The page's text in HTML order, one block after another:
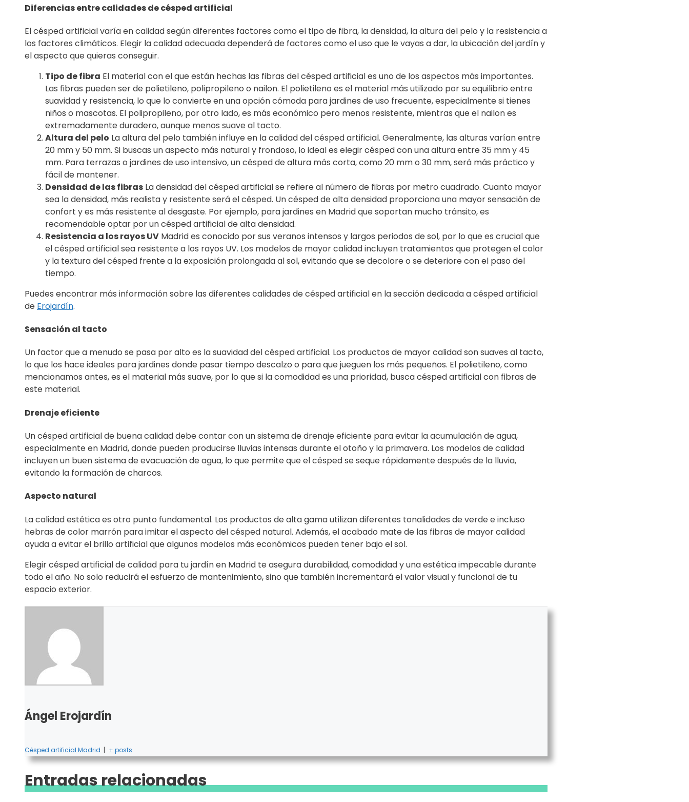
Diferencias entre calidades de césped artificial
El césped artificial varía en calidad según diferentes factores como el tipo de fibra, la densidad, la altura del pelo y la resistencia a
los factores climáticos. Elegir la calidad adecuada dependerá de factores como el uso que le vayas a dar, la ubicación del jardín y
el aspecto que quieras conseguir.
Tipo de fibra El material con el que están hechas las fibras del césped artificial es uno de los aspectos más importantes.
Las fibras pueden ser de polietileno, polipropileno o nailon. El polietileno es el material más utilizado por su equilibrio entre
suavidad y resistencia, lo que lo convierte en una opción cómoda para jardines de uso frecuente, especialmente si tienes
niños o mascotas. El polipropileno, por otro lado, es más económico pero menos resistente, mientras que el nailon es
extremadamente duradero, aunque menos suave al tacto.
Altura del pelo La altura del pelo también influye en la calidad del césped artificial. Generalmente, las alturas varían entre
20 mm y 50 mm. Si buscas un aspecto más natural y frondoso, lo ideal es elegir césped con una altura entre 35 mm y 45
mm. Para terrazas o jardines de uso intensivo, un césped de altura más corta, como 20 mm o 30 mm, será más práctico y
fácil de mantener.
Densidad de las fibras La densidad del césped artificial se refiere al número de fibras por metro cuadrado. Cuanto mayor
sea la densidad, más realista y resistente será el césped. Un césped de alta densidad proporciona una mayor sensación de
confort y es más resistente al desgaste. Por ejemplo, para jardines en Madrid que soportan mucho tránsito, es
recomendable optar por un césped artificial de alta densidad.
Resistencia a los rayos UV Madrid es conocido por sus veranos intensos y largos periodos de sol, por lo que es crucial que
el césped artificial sea resistente a los rayos UV. Los modelos de mayor calidad incluyen tratamientos que protegen el color
y la textura del césped frente a la exposición prolongada al sol, evitando que se decolore o se deteriore con el paso del
tiempo.
Puedes encontrar más información sobre las diferentes calidades de césped artificial en la sección dedicada a césped artificial
de Erojardín.
Sensación al tacto
Un factor que a menudo se pasa por alto es la suavidad del césped artificial. Los productos de mayor calidad son suaves al tacto,
lo que los hace ideales para jardines donde pasar tiempo descalzo o para que jueguen los más pequeños. El polietileno, como
mencionamos antes, es el material más suave, por lo que si la comodidad es una prioridad, busca césped artificial con fibras de
este material.
Drenaje eficiente
Un césped artificial de buena calidad debe contar con un sistema de drenaje eficiente para evitar la acumulación de agua,
especialmente en Madrid, donde pueden producirse lluvias intensas durante el otoño y la primavera. Los modelos de calidad
incluyen un buen sistema de evacuación de agua, lo que permite que el césped se seque rápidamente después de la lluvia,
evitando la formación de charcos.
Aspecto natural
La calidad estética es otro punto fundamental. Los productos de alta gama utilizan diferentes tonalidades de verde e incluso
hebras de color marrón para imitar el aspecto del césped natural. Además, el acabado mate de las fibras de mayor calidad
ayuda a evitar el brillo artificial que algunos modelos más económicos pueden tener bajo el sol.
Elegir césped artificial de calidad para tu jardín en Madrid te asegura durabilidad, comodidad y una estética impecable durante
todo el año. No solo reducirá el esfuerzo de mantenimiento, sino que también incrementará el valor visual y funcional de tu
espacio exterior.
Ángel Erojardín
Césped artificial Madrid | + posts
Entradas relacionadas